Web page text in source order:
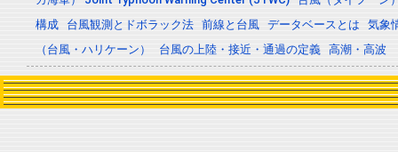
構成
台風観測とドボラック法 前線と台風 データベースとは
気象
（台風・ハリケーン）
台風の上陸・接近・通過の定義 高潮・高波